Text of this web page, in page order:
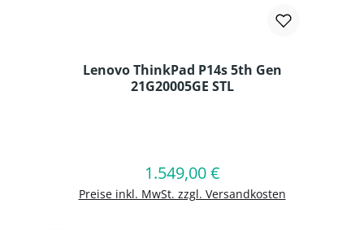
Lenovo ThinkPad P14s 5th Gen
21G20005GE STL
Regulärer Preis:
1.549,00 €
Preise inkl. MwSt. zzgl. Versandkosten
In den Warenkorb